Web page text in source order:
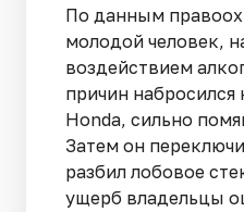
По данным
молодой человек,
воздействием
причин
Honda, сильно
Затем он
разбил лобовое
ущерб владельцы